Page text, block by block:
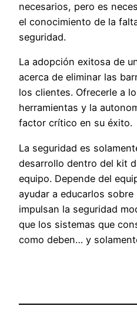
necesarios, pero es
el conocimiento de la
seguridad.
La adopción exitosa de
acerca de eliminar las
los clientes. Ofrecerle a
herramientas y la
factor crítico en su éxito.
La seguridad es
desarrollo dentro del kit
equipo. Depende del
ayudar a educarlos
impulsan la seguridad
que los sistemas que
como deben… y